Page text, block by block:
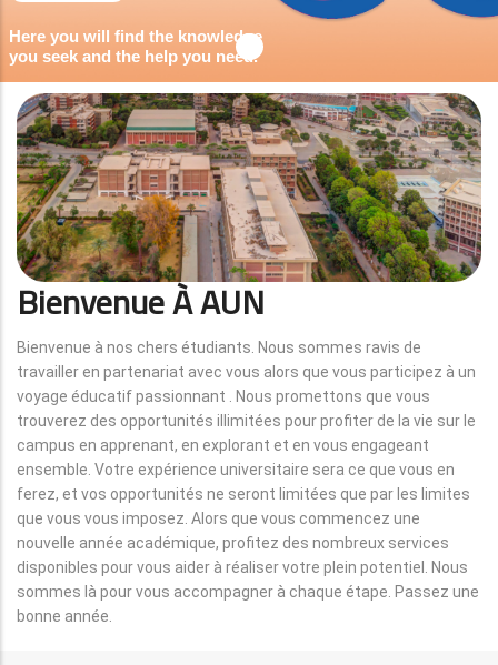
Here you will find the knowledge
you seek and the help you need.
Bienvenue À AUN
Bienvenue à nos chers étudiants. Nous sommes ravis de
travailler en partenariat avec vous alors que vous participez à un
voyage éducatif passionnant . Nous promettons que vous
trouverez des opportunités illimitées pour profiter de la vie sur le
campus en apprenant, en explorant et en vous engageant
ensemble. Votre expérience universitaire sera ce que vous en
ferez, et vos opportunités ne seront limitées que par les limites
que vous vous imposez. Alors que vous commencez une
nouvelle année académique, profitez des nombreux services
disponibles pour vous aider à réaliser votre plein potentiel. Nous
sommes là pour vous accompagner à chaque étape. Passez une
bonne année.